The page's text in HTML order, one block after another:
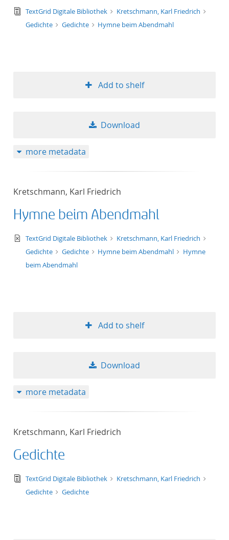
text/tg.edition+tg.aggregation+xml
TextGrid Digitale Bibliothek
Kretschmann, Karl Friedrich
Gedichte
Gedichte Hymne beim Abendmahl
Add to shelf
Download
more metadata
Kretschmann, Karl Friedrich
Hymne beim Abendmahl
text/xml
TextGrid Digitale Bibliothek
Kretschmann, Karl Friedrich
Gedichte
Gedichte Hymne beim Abendmahl
Hymne
beim Abendmahl
Add to shelf
Download
more metadata
Kretschmann, Karl Friedrich
Gedichte
text/tg.edition+tg.aggregation+xml
TextGrid Digitale Bibliothek
Kretschmann, Karl Friedrich
Gedichte
Gedichte